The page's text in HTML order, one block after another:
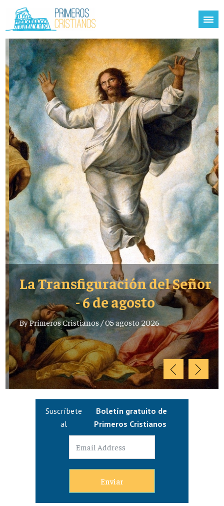
La Transfiguración del Señor
- 6 de agosto
ByPrimeros Cristianos/05 agosto 2026
Suscríbete
al
Boletín gratuito de
Primeros Cristianos
Enviar